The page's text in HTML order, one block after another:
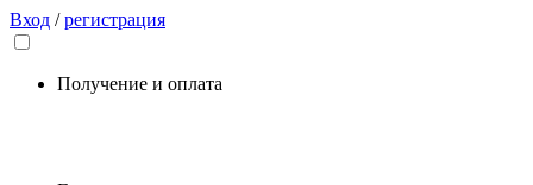
Вход /регистрация
Получение и оплата